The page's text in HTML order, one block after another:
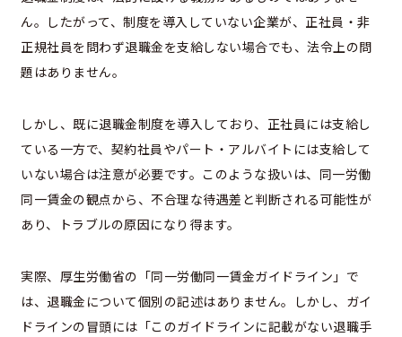
ん。したがって、制度を導入していない企業が、正社員・非
正規社員を問わず退職金を支給しない場合でも、法令上の問
題はありません。
しかし、既に退職金制度を導入しており、正社員には支給し
ている一方で、契約社員やパート・アルバイトには支給して
いない場合は注意が必要です。このような扱いは、同一労働
同一賃金の観点から、不合理な待遇差と判断される可能性が
あり、トラブルの原因になり得ます。
実際、厚生労働省の「同一労働同一賃金ガイドライン」で
は、退職金について個別の記述はありません。しかし、ガイ
ドラインの冒頭には「このガイドラインに記載がない退職手